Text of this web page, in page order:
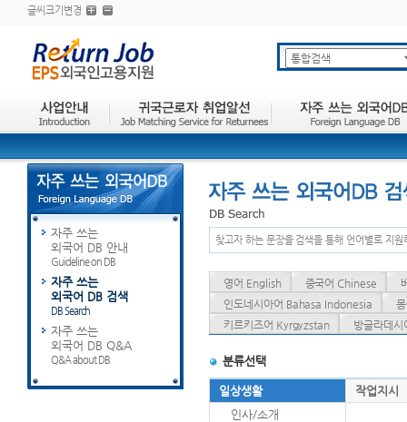
글씨크기변경
자주 쓰는
외국어 DB 안내
Guideline on DB
자주 쓰는
외국어 DB 검색
DB Search
자주 쓰는
외국어 DB Q&A
Q&A about DB
찾고자 하는 문장을 검색을 통해 언어별로 지원
영어 English 중국어 Chinese
인도네시아어 Bahasa Indonesia
키르키즈어 Kyrgyzstan
방글라데
분류선택
일상생활
작업지시
인사/소개